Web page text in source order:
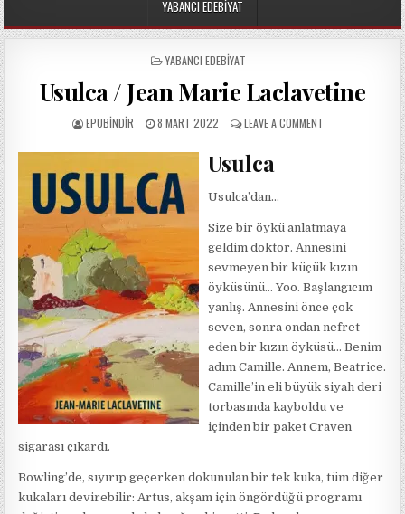
YABANCI EDEBIYAT
POSTED
YABANCI EDEBIYAT
Usulca / Jean Marie Laclavetine
AUTHOR:
EPUBINDIR
PUBLISHED
8 MART 2022 LEAVE A COMMENT
Usulca
Usulca’dan…
Size bir öykü anlatmaya
geldim doktor. Annesini
sevmeyen bir küçük kızın
öyküsünü… Yoo. Başlangıcım
yanlış. Annesini önce çok
seven, sonra ondan nefret
eden bir kızın öyküsü… Benim
adım Camille. Annem, Beatrice.
Camille’in eli büyük siyah deri
torbasında kayboldu ve
içinden bir paket Craven
sigarası çıkardı.
Bowling’de, sıyırıp geçerken dokunulan bir tek kuka, tüm diğer
kukaları devirebilir: Artus, akşam için öngördüğü programı